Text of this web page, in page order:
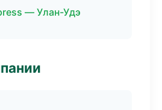
— Улан-Удэ